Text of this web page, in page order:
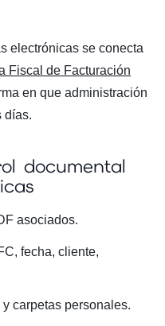
electrónicas se conecta
Fiscal de Facturación
en que administración
días.
documental
asociados.
fecha, cliente,
carpetas personales.